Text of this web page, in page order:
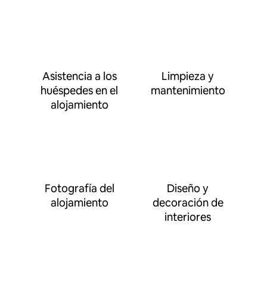
Asistencia a los
huéspedes en el
alojamiento
Limpieza y
mantenimiento
Fotografía del
alojamiento
Diseño y
decoración de
interiores